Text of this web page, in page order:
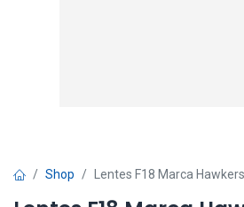
Shop Lentes F18 Marca Hawkers